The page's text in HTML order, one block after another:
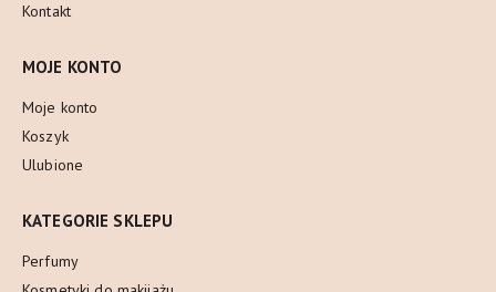
Kontakt
MOJE KONTO
Moje konto
Koszyk
Ulubione
KATEGORIE SKLEPU
Perfumy